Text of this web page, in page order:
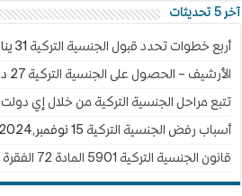
آخر 5 تحديثات
أربع خطوات تحدد قبول الجنسية التركية 31 يناير,2025
الأرشيف – الحصول على الجنسية التركية 27 ديسمبر,2024
تتبع مراحل الجنسية التركية من خلال إي دولت e devlet
أسباب رفض الجنسية التركية 15 نوفمبر,2024
قانون الجنسية التركية 5901 المادة 72 الفقرة 5